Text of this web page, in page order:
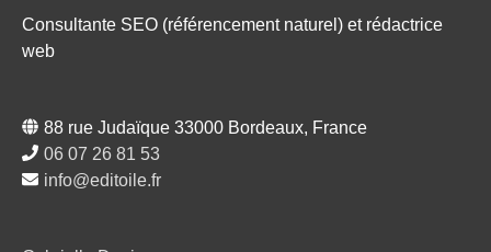
Consultante SEO (référencement naturel) et rédactrice
web
88 rue Judaïque 33000 Bordeaux, France
06 07 26 81 53
info@editoile.fr